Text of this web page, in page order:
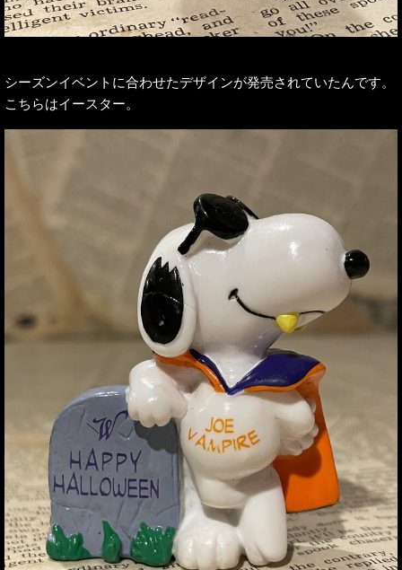
シーズンイベントに合わせたデザインが発売されていたんです。
こちらはイースター。